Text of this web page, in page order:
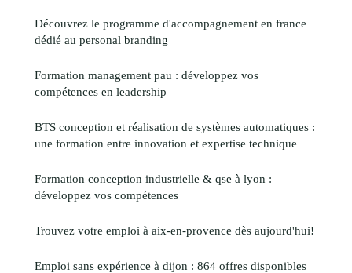
Découvrez le programme d'accompagnement en france
dédié au personal branding
Formation management pau : développez vos
compétences en leadership
BTS conception et réalisation de systèmes automatiques :
une formation entre innovation et expertise technique
Formation conception industrielle & qse à lyon :
développez vos compétences
Trouvez votre emploi à aix-en-provence dès aujourd'hui!
Emploi sans expérience à dijon : 864 offres disponibles